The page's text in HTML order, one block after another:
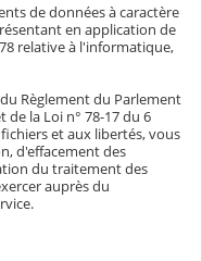
de données à caractère
en application de
relative à l'informatique,
Règlement du Parlement
de la Loi n° 78-17 du 6
et aux libertés, vous
d'effacement des
du traitement des
auprès du